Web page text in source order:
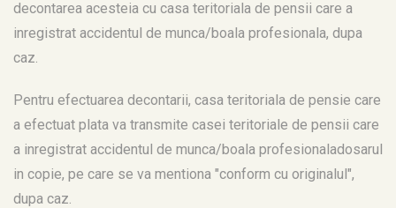
decontarea acesteia cu casa teritoriala de pensii care a
inregistrat accidentul de munca/boala profesionala, dupa
caz.
Pentru efectuarea decontarii, casa teritoriala de pensie care
a efectuat plata va transmite casei teritoriale de pensii care
a inregistrat accidentul de munca/boala profesionaladosarul
in copie, pe care se va mentiona "conform cu originalul",
dupa caz.